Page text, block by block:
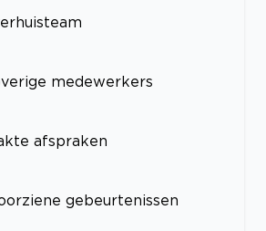
medewerkers
afspraken
gebeurtenissen